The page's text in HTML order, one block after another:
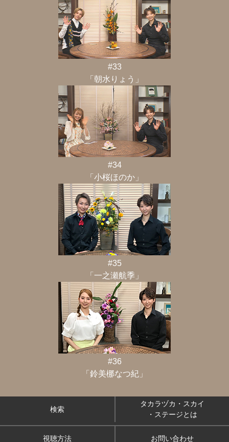
#33
「朝水りょう」
#34
「小桜ほのか」
#35
「一之瀬航季」
#36
「鈴美梛なつ紀」
検索
タカラヅカ・スカイ
・ステージとは
視聴方法 お問い合わせ